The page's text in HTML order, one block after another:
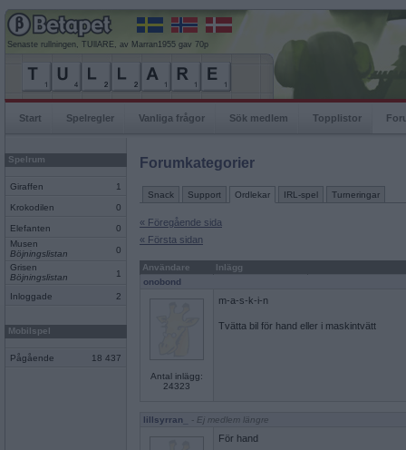
Senaste rullningen, TUllARE, av Marran1955 gav 70p
Start Spelregler Vanliga frågor Sök medlem Topplistor
Spelrum
Giraffen 1
Krokodilen 0
Elefanten
0
Musen
Böjningslistan
0
Grisen
Böjningslistan
1
Inloggade 2
Mobilspel
Pågående 18 437
Forumkategorier
Snack Support Ordlekar IRL-spel Turneringar
« Föregående sida
« Första sidan
Användare
Inlägg
onobond
Antal inlägg:
24323
m-a-s-k-i-n
Tvätta bil för hand eller i maskintvätt
lillsyrran_ - Ej medlem längre
För hand